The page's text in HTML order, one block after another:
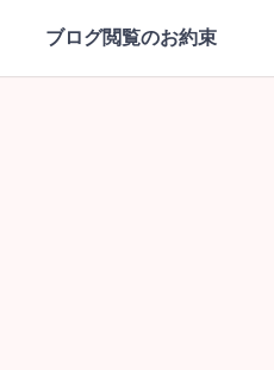
ブログ閲覧のお約束